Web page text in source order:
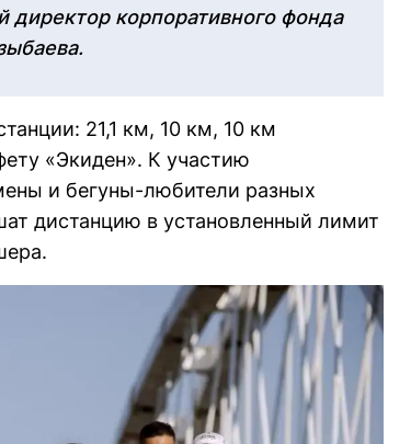
корпоративного фонда
21,1 км, 10 км, 10 км
«Экиден». К участию
и бегуны-любители разных
дистанцию в установленный лимит